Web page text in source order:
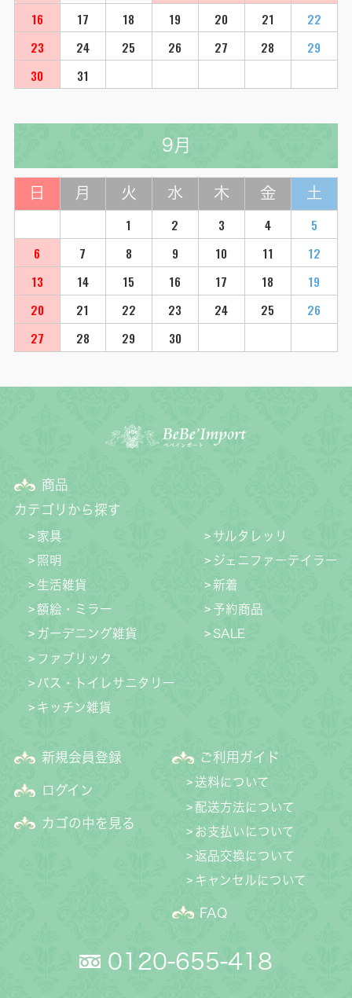
16
17 18 19 20 21
22
23
24 25 26 27 28
29
30
31
9月
日 月 火 水 木 金 土
1 2 3 4
5
6
7 8 9 10 11
12
13
14 15 16 17 18
19
20
21 22 23 24 25
26
27
28 29 30
商品
カテゴリから探す
家具
照明
生活雑貨
額絵・ミラー
ガーデニング雑貨
ファブリック
バス・トイレサニタリー
キッチン雑貨
サルタレッリ
ジェニファーテイラー
新着
予約商品
SALE
新規会員登録
ログイン
カゴの中を見る
ご利用ガイド
送料について
配送方法について
お支払いについて
返品交換について
キャンセルについて
FAQ
0120-655-418